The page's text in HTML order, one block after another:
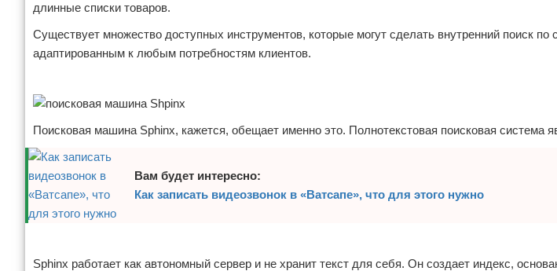
GPS
Программное обеспечение
Условия предоставления информации
Отказ от ответственности
длинные списки товаров.
Существует множество доступных инструментов, которые могут сделать внутренний поиск
адаптированным к любым потребностям клиентов.
Поисковая машина Sphinx, кажется, обещает именно это. Полнотекстовая поисковая система
Вам будет интересно:
Как записать видеозвонок в «Ватсапе», что для этого нужно
Sphinx работает как автономный сервер и не хранит текст для себя. Он создает индекс,